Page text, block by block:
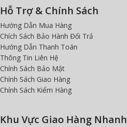
Hỗ Trợ & Chính Sách
Hướng Dẫn Mua Hàng
Chích Sách Bảo Hành Đổi Trả
Hướng Dẫn Thanh Toán
Thông Tin Liên Hệ
Chính Sách Bảo Mật
Chính Sách Giao Hàng
Chính Sách Kiểm Hàng
Khu Vực Giao Hàng Nhanh